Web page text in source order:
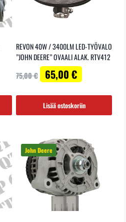
REVON 40W / 3400LM LED-TYÖVALO
”JOHN DEERE” OVAALI ALAK. RTV412
75,00€Alkuperäinen
hinta
oli:
75,00 €.
65,00 € Nykyinen
hinta
on:
65,00 €.
Lisää ostoskoriin